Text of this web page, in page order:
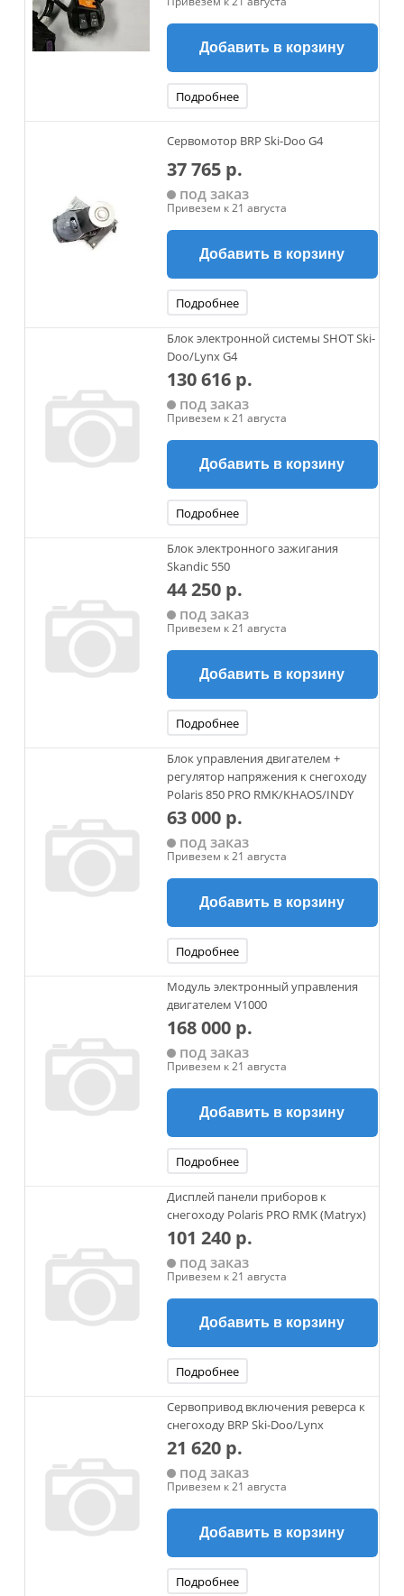
Добавить в корзину
Подробнее
Сервомотор BRP Ski-Doo G4
37 765 р.
под заказ
Привезем к 21 августа
Добавить в корзину
Подробнее
Блок электронной системы SHOT Ski-
Doo/Lynx G4
130 616 р.
под заказ
Привезем к 21 августа
Добавить в корзину
Подробнее
Блок электронного зажигания
Skandic 550
44 250 р.
под заказ
Привезем к 21 августа
Добавить в корзину
Подробнее
Блок управления двигателем +
регулятор напряжения к снегоходу
Polaris 850 PRO RMK/KHAOS/INDY
63 000 р.
под заказ
Привезем к 21 августа
Добавить в корзину
Подробнее
Модуль электронный управления
двигателем V1000
168 000 р.
под заказ
Привезем к 21 августа
Добавить в корзину
Подробнее
Дисплей панели приборов к
снегоходу Polaris PRO RMK (Matryx)
101 240 р.
под заказ
Привезем к 21 августа
Добавить в корзину
Подробнее
Сервопривод включения реверса к
снегоходу BRP Ski-Doo/Lynx
21 620 р.
под заказ
Привезем к 21 августа
Добавить в корзину
Подробнее